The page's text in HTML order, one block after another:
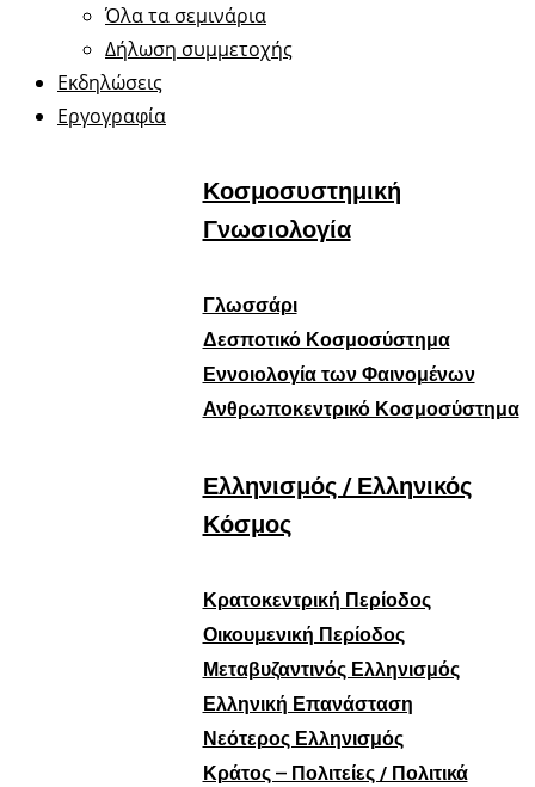
Όλα τα σεμινάρια
Δήλωση συμμετοχής
Εκδηλώσεις
Εργογραφία
Κοσμοσυστημική
Γνωσιολογία
Γλωσσάρι
Δεσποτικό Κοσμοσύστημα
Εννοιολογία των Φαινομένων
Ανθρωποκεντρικό Κοσμοσύστημα
Ελληνισμός / Ελληνικός
Κόσμος
Κρατοκεντρική Περίοδος
Οικουμενική Περίοδος
Μεταβυζαντινός Ελληνισμός
Ελληνική Επανάσταση
Νεότερος Ελληνισμός
Κράτος – Πολιτείες / Πολιτικά